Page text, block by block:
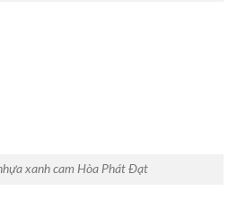
xanh cam Hòa Phát Đạt